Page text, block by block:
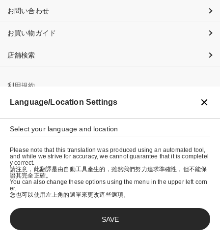
お問い合わせ
お買い物ガイド
店舗検索
利用規約
プライバシーポリシー
特定商取引法に基づく表示
会社概要
© graniph inc.
Language/Location Settings
Select your language and location
Please note that this translation was produced using an automated tool,
and while we strive for accuracy, we cannot guarantee that it is completel
y correct.
請注意，此翻譯是由自動工具產生的，雖然我們努力追求準確性，但不能保
證其完全正確。
You can also change these options using the menu in the upper left corn
er.
您也可以使用左上角的選單來更改這些選項。
SAVE